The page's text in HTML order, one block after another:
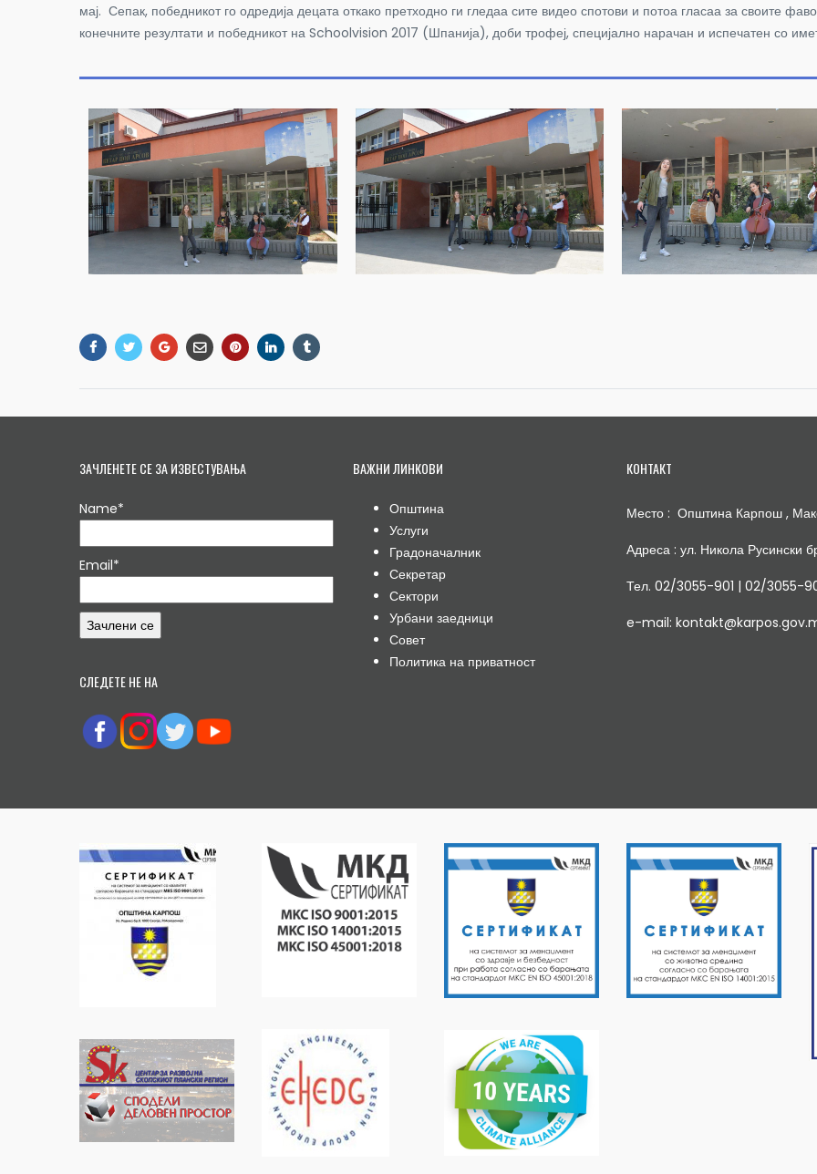
мај. Сепак, победникот го одредија децата откако претходно ги гледаа сите видео спотови и потоа гласаа за своите
конечните резултати и победникот на Schoolvision 2017 (Шпанија), доби трофеј, специјално нарачан и испечатен со
ЗАЧЛЕНЕТЕ СЕ ЗА ИЗВЕСТУВАЊА
Name*
Email*
СЛЕДЕТЕ НЕ НА
ВАЖНИ ЛИНКОВИ
Општина
Услуги
Градоначалник
Секретар
Сектори
Урбани заедници
Совет
Политика на приватност
КОНТАКТ
Место : Општина Карпош ,
Адреса : ул. Никола Русински
Тел. 02/3055-901 | 02/3055-
e-mail: